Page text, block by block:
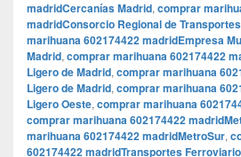
madridCercanías Madrid, comprar
madridConsorcio Regional de
marihuana 602174422 madridEmpresa
Madrid, comprar marihuana 602174422
Ligero de Madrid, comprar marihuana
Ligero de Madrid, comprar marihuana
Ligero Oeste, comprar marihuana
comprar marihuana 602174422
marihuana 602174422 madridMetroSur,
602174422 madridTransportes